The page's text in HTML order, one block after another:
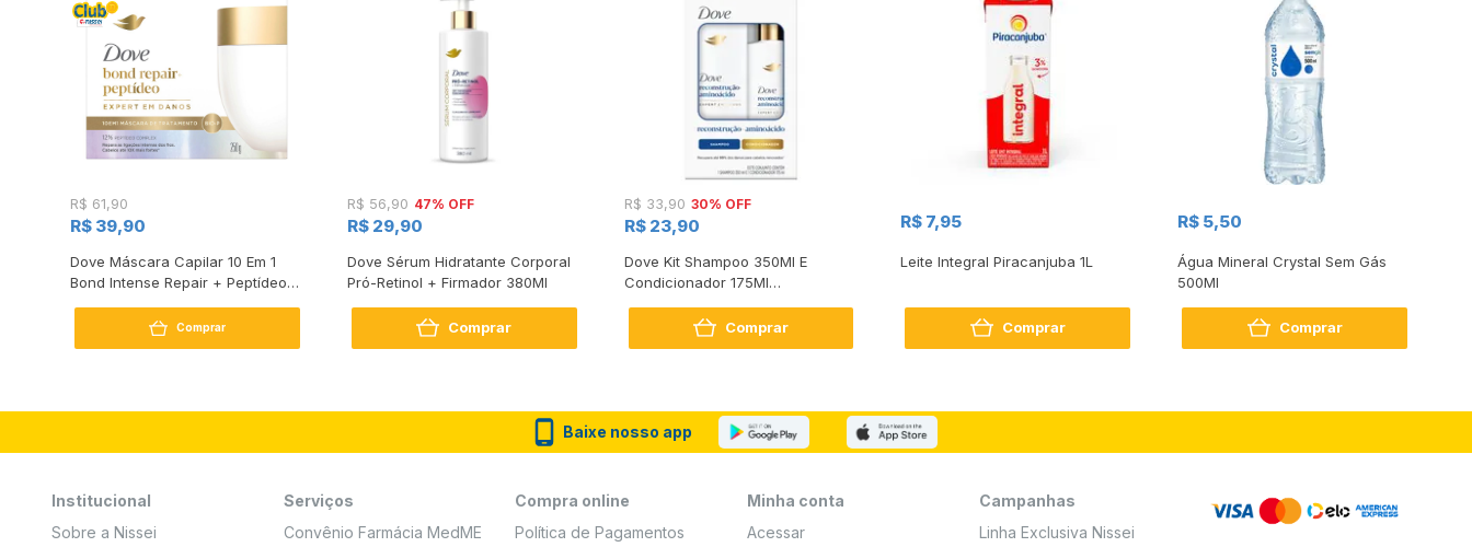
R$ 61,90
R$ 39,90
Dove Máscara Capilar 10 Em 1
Bond Intense Repair + Peptídeo
Comprar
R$ 56,90 47% OFF
R$ 29,90
Dove Sérum Hidratante Corporal
Pró-Retinol + Firmador 380Ml
Comprar
R$ 33,90 30% OFF
R$ 23,90
Dove Kit Shampoo 350Ml E
Condicionador 175Ml
Comprar
R$ 7,95
Leite Integral Piracanjuba 1L
Comprar
R$ 5,50
Água Mineral Crystal Sem Gás
500Ml
Comprar
Baixe nosso app
Institucional
Sobre a Nissei
Serviços
Convênio Farmácia MedME
Compra online
Política de Pagamentos
Minha conta
Acessar
Campanhas
Linha Exclusiva Nissei